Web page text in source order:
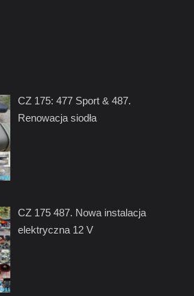
CZ 175: 477 Sport & 487.
Renowacja siodła
CZ 175 487. Nowa instalacja
elektryczna 12 V